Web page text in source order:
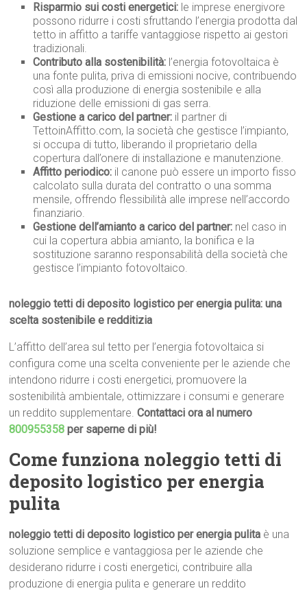
Risparmio sui costi energetici: le imprese energivore
possono ridurre i costi sfruttando l’energia prodotta dal
tetto in affitto a tariffe vantaggiose rispetto ai gestori
tradizionali.
Contributo alla sostenibilità: l’energia fotovoltaica è
una fonte pulita, priva di emissioni nocive, contribuendo
così alla produzione di energia sostenibile e alla
riduzione delle emissioni di gas serra.
Gestione a carico del partner: il partner di
TettoinAffitto.com, la società che gestisce l’impianto,
si occupa di tutto, liberando il proprietario della
copertura dall’onere di installazione e manutenzione.
Affitto periodico: il canone può essere un importo fisso
calcolato sulla durata del contratto o una somma
mensile, offrendo flessibilità alle imprese nell’accordo
finanziario.
Gestione dell’amianto a carico del partner: nel caso in
cui la copertura abbia amianto, la bonifica e la
sostituzione saranno responsabilità della società che
gestisce l’impianto fotovoltaico.
noleggio tetti di deposito logistico per energia pulita: una
scelta sostenibile e redditizia
L’affitto dell’area sul tetto per l’energia fotovoltaica si
configura come una scelta conveniente per le aziende che
intendono ridurre i costi energetici, promuovere la
sostenibilità ambientale, ottimizzare i consumi e generare
un reddito supplementare.Contattaci ora al numero
800955358 per saperne di più!
Come funziona noleggio tetti di
deposito logistico per energia
pulita
noleggio tetti di deposito logistico per energia pulita è una
soluzione semplice e vantaggiosa per le aziende che
desiderano ridurre i costi energetici, contribuire alla
produzione di energia pulita e generare un reddito